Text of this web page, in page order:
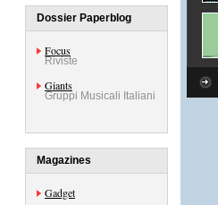
Dossier Paperblog
Focus
Riviste
Giants
Gruppi Musicali Italiani
Magazines
Gadget